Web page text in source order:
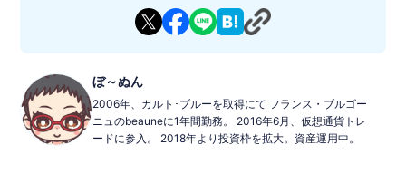
ぼ～ぬん
2006年、カルト･ブルーを取得にて フランス・ブルゴー
ニュのbeauneに1年間勤務。 2016年6月、仮想通貨トレ
ードに参入。 2018年より投資枠を拡大。資産運用中。